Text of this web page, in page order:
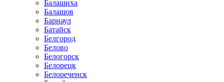
Балашиха
Балашов
Барнаул
Батайск
Белгород
Белово
Белогорск
Белорецк
Белореченск